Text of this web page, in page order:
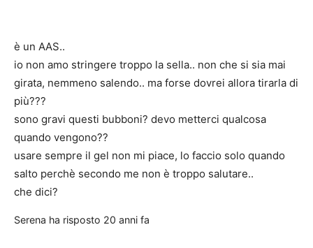
è un AAS..
io non amo stringere troppo la sella.. non che si sia mai
girata, nemmeno salendo.. ma forse dovrei allora tirarla di
più???
sono gravi questi bubboni? devo metterci qualcosa
quando vengono??
usare sempre il gel non mi piace, lo faccio solo quando
salto perchè secondo me non è troppo salutare..
che dici?
Serena ha risposto 20 anni fa